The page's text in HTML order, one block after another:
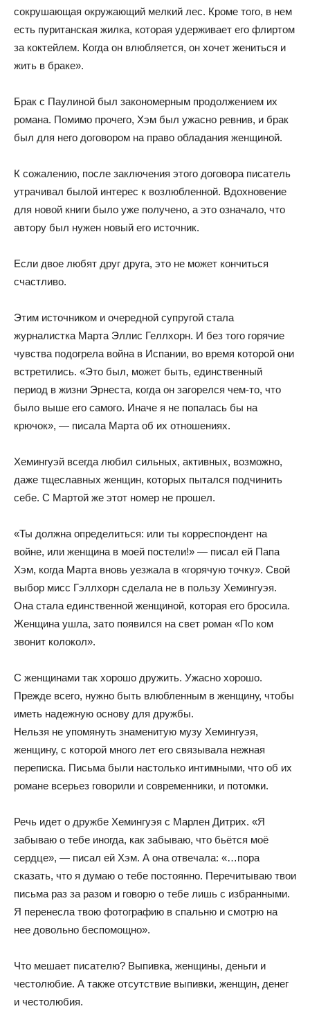
сокрушающая окружающий мелкий лес. Кроме того, в нем
есть пуританская жилка, которая удерживает его флиртом
за коктейлем. Когда он влюбляется, он хочет жениться и
жить в браке».
Брак с Паулиной был закономерным продолжением их
романа. Помимо прочего, Хэм был ужасно ревнив, и брак
был для него договором на право обладания женщиной.
К сожалению, после заключения этого договора писатель
утрачивал былой интерес к возлюбленной. Вдохновение
для новой книги было уже получено, а это означало, что
автору был нужен новый его источник.
Если двое любят друг друга, это не может кончиться
счастливо.
Этим источником и очередной супругой стала
журналистка Марта Эллис Геллхорн. И без того горячие
чувства подогрела война в Испании, во время которой они
встретились. «Это был, может быть, единственный
период в жизни Эрнеста, когда он загорелся чем-то, что
было выше его самого. Иначе я не попалась бы на
крючок», — писала Марта об их отношениях.
Хемингуэй всегда любил сильных, активных, возможно,
даже тщеславных женщин, которых пытался подчинить
себе. С Мартой же этот номер не прошел.
«Ты должна определиться: или ты корреспондент на
войне, или женщина в моей постели!» — писал ей Папа
Хэм, когда Марта вновь уезжала в «горячую точку». Свой
выбор мисс Гэллхорн сделала не в пользу Хемингуэя.
Она стала единственной женщиной, которая его бросила.
Женщина ушла, зато появился на свет роман «По ком
звонит колокол».
С женщинами так хорошо дружить. Ужасно хорошо.
Прежде всего, нужно быть влюбленным в женщину, чтобы
иметь надежную основу для дружбы.
Нельзя не упомянуть знаменитую музу Хемингуэя,
женщину, с которой много лет его связывала нежная
переписка. Письма были настолько интимными, что об их
романе всерьез говорили и современники, и потомки.
Речь идет о дружбе Хемингуэя с Марлен Дитрих. «Я
забываю о тебе иногда, как забываю, что бьётся моё
сердце», — писал ей Хэм. А она отвечала: «…пора
сказать, что я думаю о тебе постоянно. Перечитываю твои
письма раз за разом и говорю о тебе лишь с избранными.
Я перенесла твою фотографию в спальню и смотрю на
нее довольно беспомощно».
Что мешает писателю? Выпивка, женщины, деньги и
честолюбие. А также отсутствие выпивки, женщин, денег
и честолюбия.